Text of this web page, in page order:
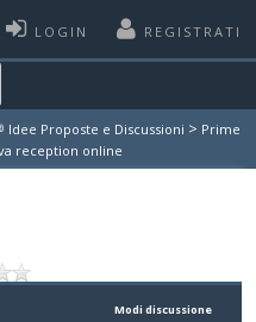
LOGIN REGISTRATI
Idee Proposte e Discussioni > Prime
reception online
Modi discussione